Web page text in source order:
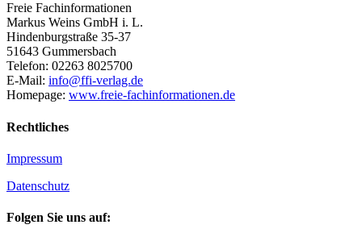
Freie Fachinformationen
Markus Weins GmbH i. L.
Hindenburgstraße 35-37
51643 Gummersbach
Telefon: 02263 8025700
E-Mail: info@ffi-verlag.de
Homepage: www.freie-fachinformationen.de
Rechtliches
Impressum
Datenschutz
Folgen Sie uns auf: